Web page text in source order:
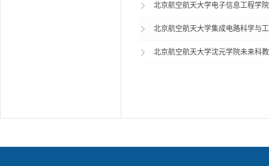
北京航空航天大学电子信息工程学
北京航空航天大学集成电路科学与
北京航空航天大学沈元学院未来科